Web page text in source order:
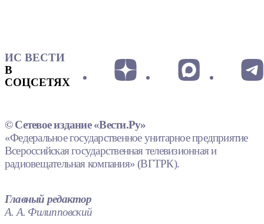
ИС ВЕСТИ
В
СОЦСЕТЯХ
© Сетевое издание «Вести.Ру»
«Федеральное государственное унитарное предприятие
Всероссийская государственная телевизионная и
радиовещательная компания» (ВГТРК).
Главный редактор
А. А. Филипповский